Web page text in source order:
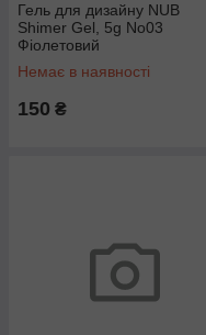
Гель для дизайну NUB
Shimer Gel, 5g No03
Фіолетовий
Немає в наявності
150 ₴